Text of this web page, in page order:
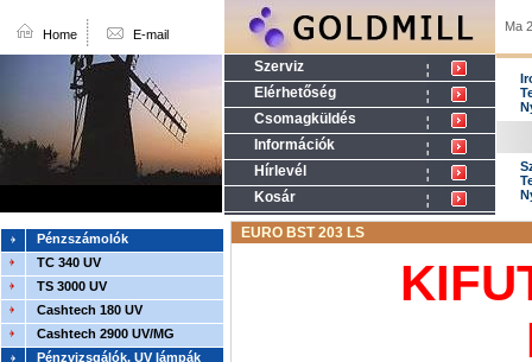
Home E-mail
Ma
Szerviz
Elérhetőség
Csomagküldés
Információk
Hírlevél
Kosár
Pénzszámolók
TC 340 UV
TS 3000 UV
Cashtech 180 UV
Cashtech 2900 UV/MG
Pénzvizsgálók, UV lámpák
EURO BST 203 LS